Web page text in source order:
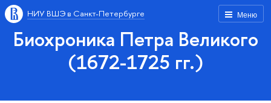
Меню
НИУ ВШЭ в Санкт-Петербурге
Биохроника Петра Великого
(1672-1725 гг.)